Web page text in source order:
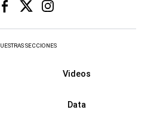
SECCIONES
Videos
Data